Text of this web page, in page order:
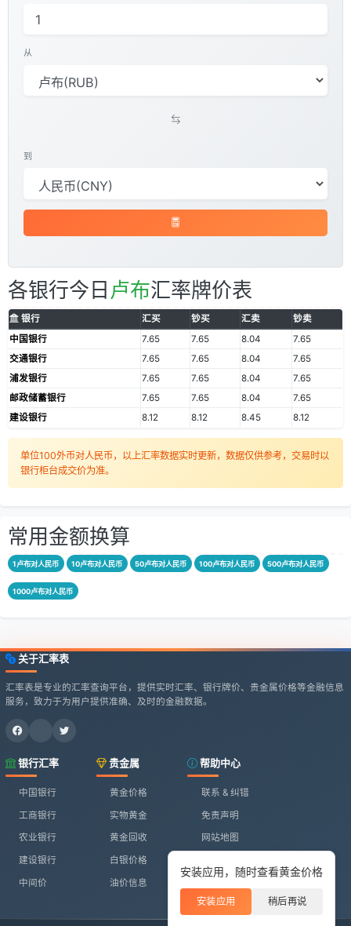
安装应用，随时查看黄金价格
安装应用 稍后再说
从
到
各银行今日 卢布汇率牌价表
银行 汇买 钞买 汇卖
钞卖
中国银行
7.65 7.65 8.04
7.65
交通银行
7.65 7.65 8.04
7.65
浦发银行
7.65 7.65 8.04
7.65
邮政储蓄银行
7.65 7.65 8.04
7.65
建设银行
8.12 8.12 8.45 8.12
单位100外币对人民币，以上汇率数据实时更新，数据仅供参考，交易时以
银行柜台成交价为准。
常用金额换算
1卢布对人民币 10卢布对人民币 50卢布对人民币 100卢布对人民币 500卢布对人民币
1000卢布对人民币
关于汇率表
汇率表是专业的汇率查询平台，提供实时汇率、银行牌价、贵金属价格等金融信息
服务，致力于为用户提供准确、及时的金融数据。
银行汇率
中国银行
工商银行
农业银行
建设银行
中间价
贵金属
黄金价格
实物黄金
黄金回收
白银价格
油价信息
帮助中心
联系 & 纠错
免责声明
网站地图